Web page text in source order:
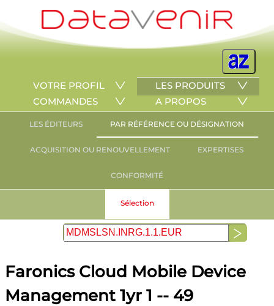
VOTRE PROFIL
LES PRODUITS
COMMANDES
A PROPOS
LES ÉDITEURS PAR RÉFÉRENCE OU DÉSIGNATION
ACQUISITION OU RENOUVELLEMENT EXPERTISES
CONFORMITÉ
Sélection
Faronics Cloud Mobile Device
Management 1yr 1 -- 49